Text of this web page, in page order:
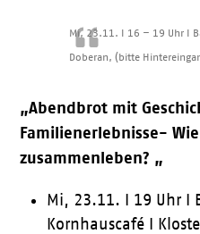
Mi, 23.11. I 16 – 19 Uhr I
Doberan, (bitte
„Abendbrot mit
Familienerlebnisse-
zusammenleben? „
Mi, 23.11. I 19 Uhr I
Kornhauscafé I